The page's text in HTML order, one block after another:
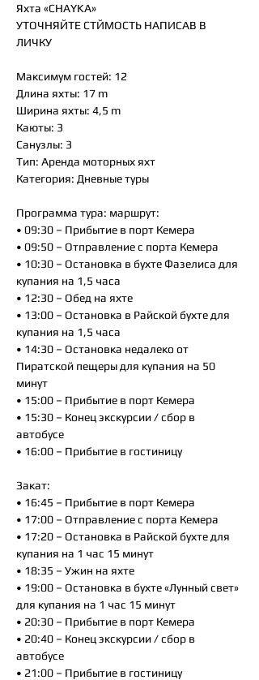
Яхта «CHAYKA»
УТОЧНЯЙТЕ СТЙМОСТЬ НАПИСАВ В
ЛИЧКУ
Максимум гостей: 12
Длина яхты: 17 m
Ширина яхты: 4,5 m
Каюты: 3
Санузлы: 3
Тип: Аренда моторных яхт
Категория: Дневные туры
Программа тура: маршрут:
• 09:30 – Прибытие в порт Кемера
• 09:50 – Отправление с порта Кемера
• 10:30 – Остановка в бухте Фазелиса для
купания на 1,5 часа
• 12:30 – Обед на яхте
• 13:00 – Остановка в Райской бухте для
купания на 1,5 часа
• 14:30 – Остановка недалеко от
Пиратской пещеры для купания на 50
минут
• 15:00 – Прибытие в порт Кемера
• 15:30 – Конец экскурсии / сбор в
автобусе
• 16:00 – Прибытие в гостиницу
Закат:
• 16:45 – Прибытие в порт Кемера
• 17:00 – Отправление с порта Кемера
• 17:20 – Остановка в Райской бухте для
купания на 1 час 15 минут
• 18:35 – Ужин на яхте
• 19:00 – Остановка в бухте «Лунный свет»
для купания на 1 час 15 минут
• 20:30 – Прибытие в порт Кемера
• 20:40 – Конец экскурсии / сбор в
автобусе
• 21:00 – Прибытие в гостиницу